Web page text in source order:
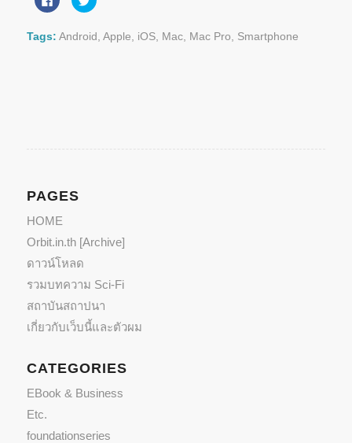
to
Facebook
to
Twitter
(Opens
Tags: Android Apple iOS, Mac, Mac Pro Smartphone
PAGES
HOME
Orbit.in.th [Archive]
ดาวน์โหลด
รวมบทความ Sci-Fi
สถาบันสถาปนา
เกี่ยวกับเว็บนี้และตัวผม
CATEGORIES
EBook & Business
Etc.
foundationseries